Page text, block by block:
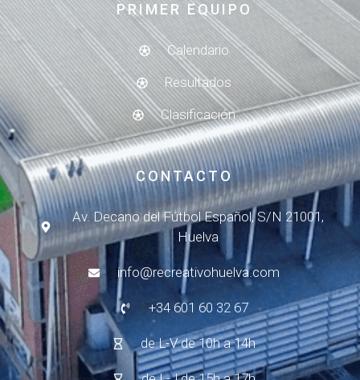
PRIMER EQUIPO
Calendario
Resultados
Clasificación
CONTACTO
Av. Decano del Fútbol Español, S/N 21001,
Huelva
info@recreativohuelva.com
+34 601 60 32 67
de L-V de 10h a 14h